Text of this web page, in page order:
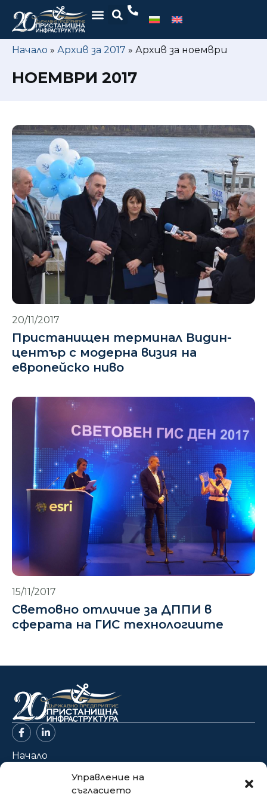
Управление на
съгласието
Начало » Архив за 2017 » Архив за ноември
НОЕМВРИ 2017
20/11/2017
Пристанищен терминал Видин-
център с модерна визия на
европейско ниво
15/11/2017
Световно отличие за ДППИ в
сферата на ГИС технологиите
Начало